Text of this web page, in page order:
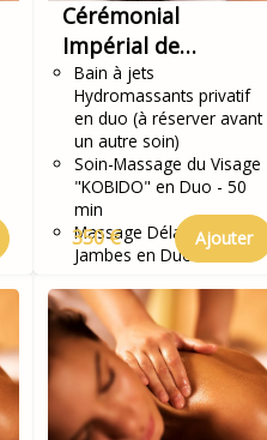
Cérémonial
Impérial de
jeunesse KOBIDO
en duo
Bain à jets
Hydromassants privatif
en duo (à réserver avant
un autre soin)
Soin-Massage du Visage
"KOBIDO" en Duo - 50
min
Massage Délassant des
Jambes en Duo
350 € Ajouter